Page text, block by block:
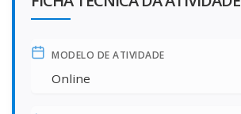
MODELO DE ATIVIDADE
Online